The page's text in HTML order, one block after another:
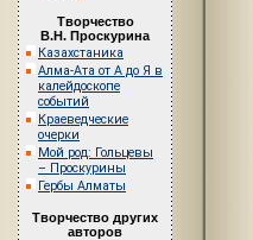
Творчество
В.Н. Проскурина
Казахстаника
Алма-Ата от А до Я в
калейдоскопе
событий
Краеведческие
очерки
Мой род: Гольцевы
– Проскурины
Гербы Алматы
Творчество других
авторов